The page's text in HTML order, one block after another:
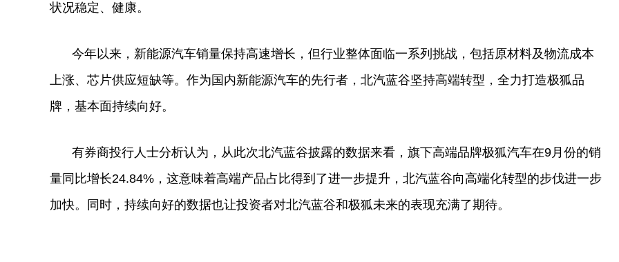
状况稳定、健康。
今年以来，新能源汽车销量保持高速增长，但行业整体面临一系列挑战，包括原材料及物流成本
上涨、芯片供应短缺等。作为国内新能源汽车的先行者，北汽蓝谷坚持高端转型，全力打造极狐品
牌，基本面持续向好。
有券商投行人士分析认为，从此次北汽蓝谷披露的数据来看，旗下高端品牌极狐汽车在9月份的销
量同比增长24.84%，这意味着高端产品占比得到了进一步提升，北汽蓝谷向高端化转型的步伐进一步
加快。同时，持续向好的数据也让投资者对北汽蓝谷和极狐未来的表现充满了期待。